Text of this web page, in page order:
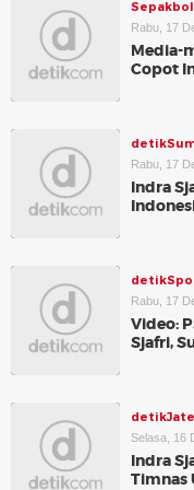
Rabu, 17
Media-
Copot
Rabu, 17
Indra
Rabu, 17
Video:
Sjafri,
Selasa, 16
Indra
Timnas